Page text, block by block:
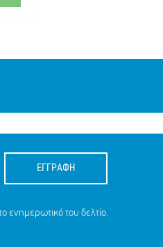
ΕΓΓΡΑΦΗ
ενημερωτικό του δελτίο.